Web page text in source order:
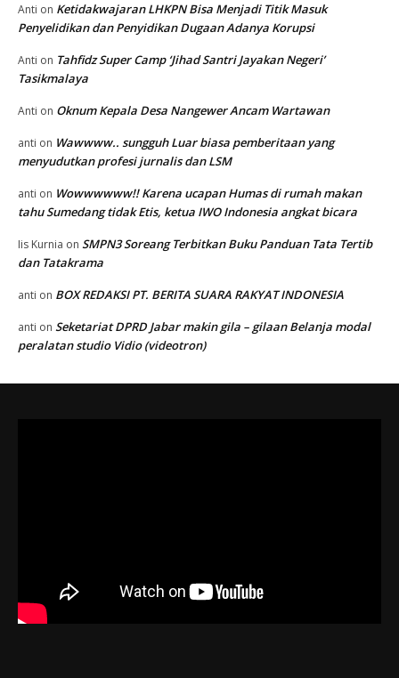
Anti on Ketidakwajaran LHKPN Bisa Menjadi Titik Masuk
Penyelidikan dan Penyidikan Dugaan Adanya Korupsi
Anti on Tahfidz Super Camp ‘Jihad Santri Jayakan Negeri’
Tasikmalaya
Anti on Oknum Kepala Desa Nangewer Ancam Wartawan
anti on Wawwww.. sungguh Luar biasa pemberitaan yang
menyudutkan profesi jurnalis dan LSM
anti on Wowwwwww!! Karena ucapan Humas di rumah makan
tahu Sumedang tidak Etis, ketua IWO Indonesia angkat bicara
Iis Kurnia on SMPN3 Soreang Terbitkan Buku Panduan Tata Tertib
dan Tatakrama
anti on BOX REDAKSI PT. BERITA SUARA RAKYAT INDONESIA
anti on Seketariat DPRD Jabar makin gila – gilaan Belanja modal
peralatan studio Vidio (videotron)